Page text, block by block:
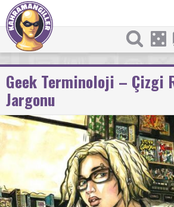
Geek Terminoloji – Çizgi
Jargonu